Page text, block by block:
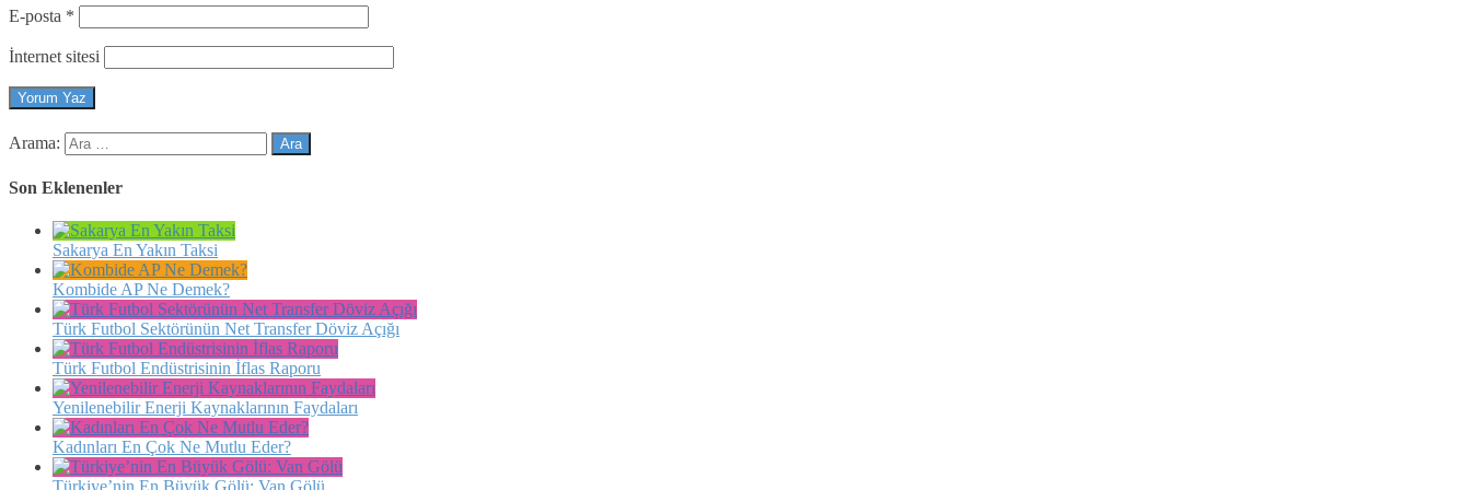
E-posta *
İnternet sitesi
Arama:
Son Eklenenler
Sakarya En Yakın Taksi
Kombide AP Ne Demek?
Türk Futbol Sektörünün Net Transfer Döviz Açığı
Türk Futbol Endüstrisinin İflas Raporu
Yenilenebilir Enerji Kaynaklarının Faydaları
Kadınları En Çok Ne Mutlu Eder?